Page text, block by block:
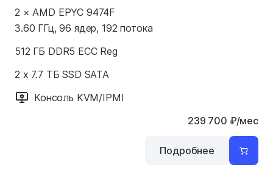
2 × AMD EPYC 9474F
3.60 ГГц, 96 ядер, 192 потока
512 ГБ DDR5 ECC Reg
2 x 7.7 ТБ SSD SATA
Консоль KVM/IPMI
239 700 ₽/мес
Подробнее